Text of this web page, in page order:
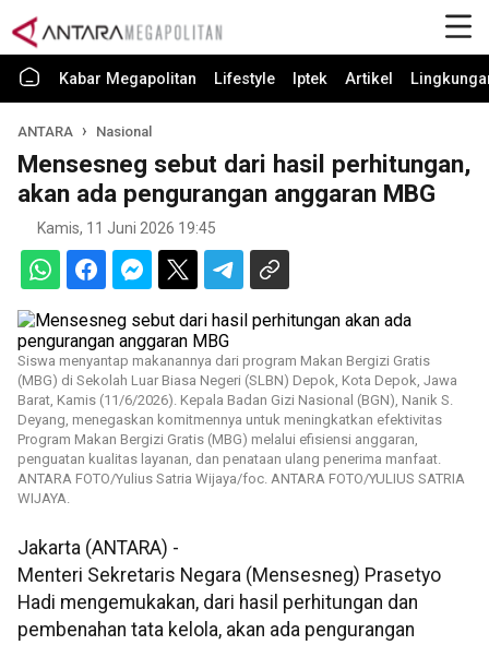
Kabar Megapolitan Lifestyle Iptek Artikel
ANTARA Nasional
Mensesneg sebut dari hasil perhitungan,
akan ada pengurangan anggaran MBG
Kamis, 11 Juni 2026 19:45
Siswa menyantap makanannya dari program Makan Bergizi Gratis
(MBG) di Sekolah Luar Biasa Negeri (SLBN) Depok, Kota Depok, Jawa
Barat, Kamis (11/6/2026). Kepala Badan Gizi Nasional (BGN), Nanik S.
Deyang, menegaskan komitmennya untuk meningkatkan efektivitas
Program Makan Bergizi Gratis (MBG) melalui efisiensi anggaran,
penguatan kualitas layanan, dan penataan ulang penerima manfaat.
ANTARA FOTO/Yulius Satria Wijaya/foc. ANTARA FOTO/YULIUS SATRIA
WIJAYA.
Jakarta (ANTARA) -
Menteri Sekretaris Negara (Mensesneg) Prasetyo
Hadi mengemukakan, dari hasil perhitungan dan
pembenahan tata kelola, akan ada pengurangan